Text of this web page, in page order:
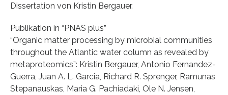
Dissertation von Kristin Bergauer.
Publikation in “PNAS plus”
“Organic matter processing by microbial communities
throughout the Atlantic water column as revealed by
metaproteomics”: Kristin Bergauer, Antonio Fernandez-
Guerra, Juan A. L. Garcia, Richard R. Sprenger, Ramunas
Stepanauskas, Maria G. Pachiadaki, Ole N. Jensen,